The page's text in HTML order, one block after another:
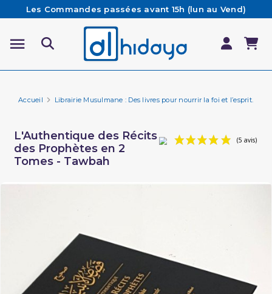
Les Commandes passées avant 15h (lun au Vend)
sont préparées et expédiées le jour même
Besoin d'aide ? Retrouvez notre FAQ
Livraison offerte à partir de 65€ d'achat*
Accueil Librairie Musulmane : Des livres pour nourrir la foi et l’esprit.
L'Authentique des Récits
des Prophètes en 2
Tomes - Tawbah